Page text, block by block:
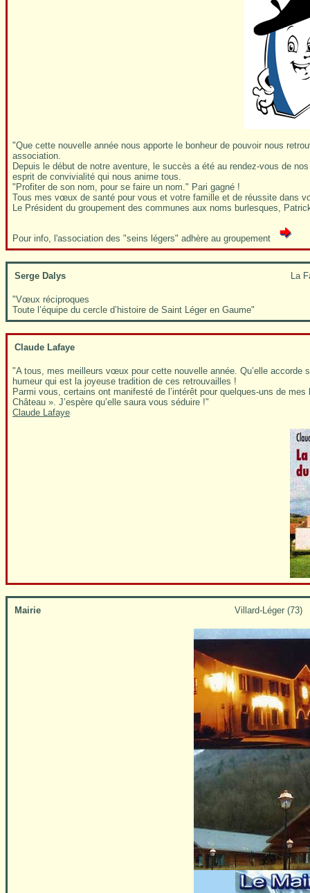
"Que cette nouvelle année nous apporte le bonheur de pouvoir nous
association.
Depuis le début de notre aventure, le succès a été au rendez-vous de
esprit de convivialité qui nous anime tous.
"Profiter de son nom, pour se faire un nom." Pari gagné !
Tous mes vœux de santé pour vous et votre famille et de réussite dans
Le Président du groupement des communes aux noms burlesques,
Pour info, l'association des "seins légers" adhère au groupement
Serge Dalys La
"Vœux réciproques
Toute l’équipe du cercle d’histoire de Saint Léger en Gaume"
Claude Lafaye
"A tous, mes meilleurs vœux pour cette nouvelle année. Qu’elle accorde
humeur qui est la joyeuse tradition de ces retrouvailles !
Parmi vous, certains ont manifesté de l’intérêt pour quelques-uns de
Château ». J’espère qu’elle saura vous séduire !"
Claude Lafaye
Mairie Villard-Léger (73)